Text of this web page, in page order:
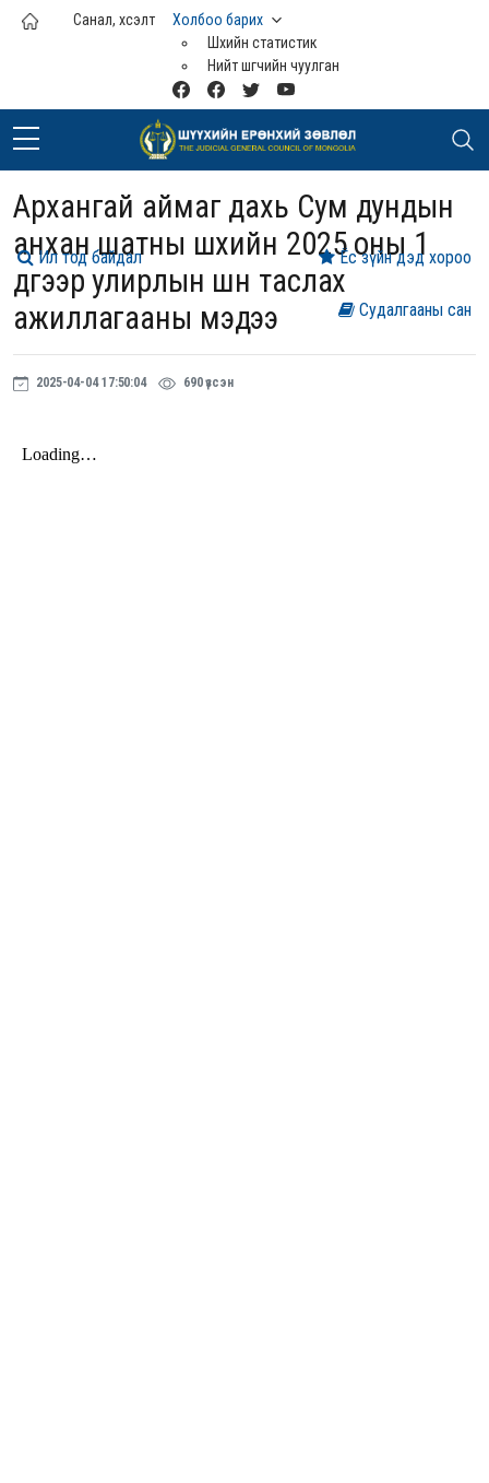
Үндсэн агуулга руу шилжих
Санал, хүсэлт
Холбоо барих
Шүүхийн статистик
Нийт шүүгчийн чуулган
Архангай аймаг дахь Сум дундын
анхан шатны шүүхийн 2025 оны 1
дүгээр улирлын шүүн таслах
ажиллагааны мэдээ
2025-04-04 17:50:04 690 үзсэн
Судалгааны сан
Ёс зүйн дэд хороо
Ил тод байдал